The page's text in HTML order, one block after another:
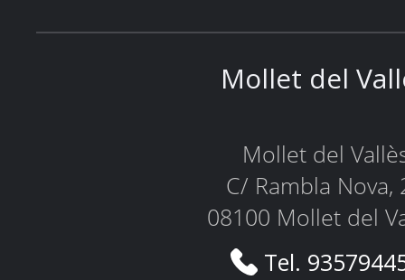
Mollet del
Mollet del
C/ Rambla Nova,
08100 Mollet del
Tel.